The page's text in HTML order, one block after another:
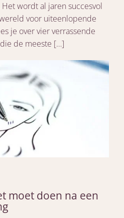
wordt al jaren succesvol
voor uiteenlopende
je over vier verrassende
de meeste […]
moet doen na een